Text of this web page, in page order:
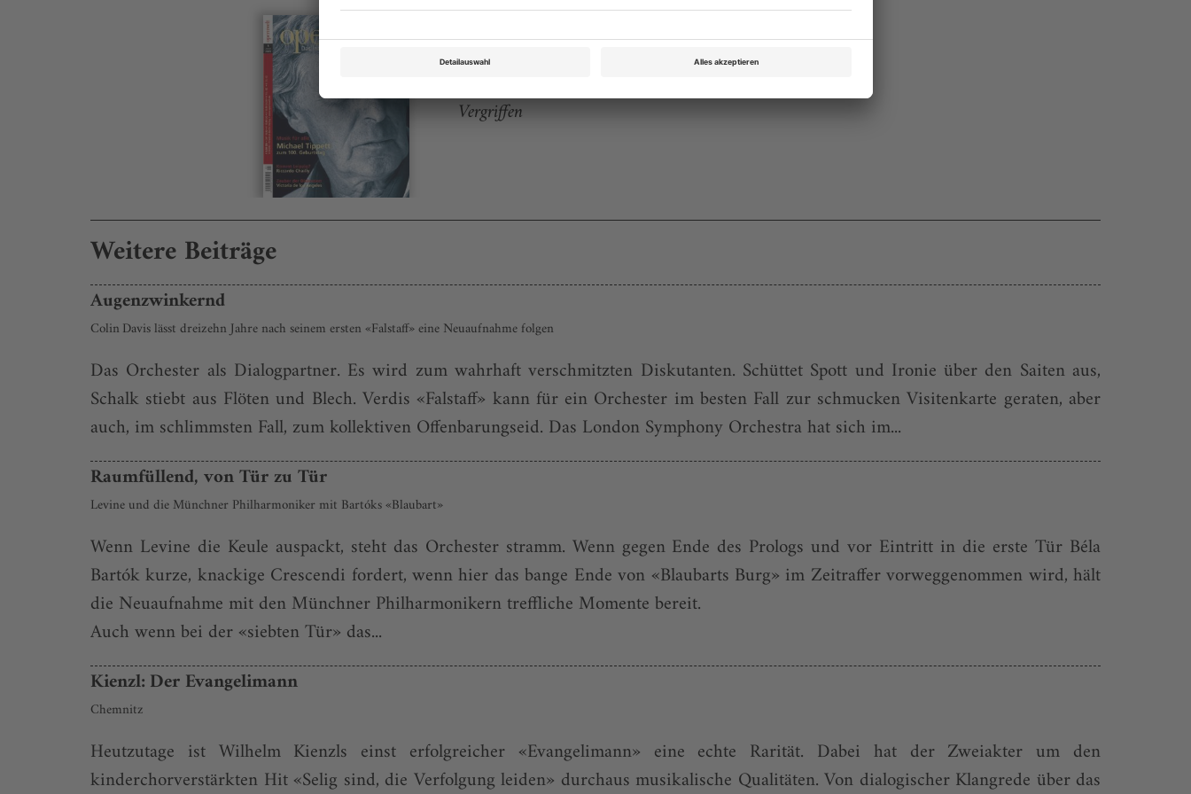
Opernwelt Januar 2005
Rubrik: Panorama, Seite 48
von Bernd Feuchtner
Vergriffen
Weitere Beiträge
Augenzwinkernd
Colin Davis lässt dreizehn Jahre nach seinem ersten «Falstaff» eine Neuaufnahme folgen
Das Orchester als Dialogpartner. Es wird zum wahrhaft verschmitzten Diskutanten. Schüttet Spott und Ironie über den Saiten aus,
Schalk stiebt aus Flöten und Blech. Verdis «Falstaff» kann für ein Orchester im bes­ten Fall zur schmucken Visitenkarte geraten, aber
auch, im schlimmsten Fall, zum kollektiven Offenbarungseid. Das London Symphony Orchestra hat sich im...
Raumfüllend, von Tür zu Tür
Levine und die Münchner Philharmoniker mit Bartóks «Blaubart»
Wenn Levine die Keule auspackt, steht das Orchester stramm. Wenn gegen Ende des Prologs und vor Eintritt in die erste Tür Béla
Bartók kurze, knackige Crescendi fordert, wenn hier das bange Ende von «Blaubarts Burg» im Zeitraffer vorweggenommen wird, hält
die Neuaufnahme mit den Münchner Philharmonikern treffliche Momente bereit.
Auch wenn bei der «siebten Tür» das...
Kienzl: Der Evangelimann
Chemnitz
Heutzutage ist Wilhelm Kienzls einst erfolgreicher «Evangelimann» eine echte Rarität. Dabei hat der Zweiakter um den
kinderchorverstärkten Hit «Selig sind, die Verfolgung leiden» durchaus musikalische Qualitäten. Von dialogischer Klangrede über das